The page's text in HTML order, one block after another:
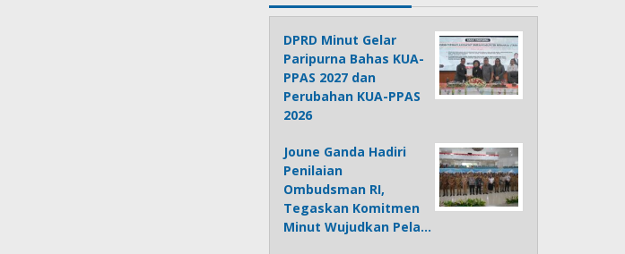
DPRD Minut Gelar
Paripurna Bahas KUA-
PPAS 2027 dan
Perubahan KUA-PPAS
2026
Joune Ganda Hadiri
Penilaian
Ombudsman RI,
Tegaskan Komitmen
Minut Wujudkan Pela…